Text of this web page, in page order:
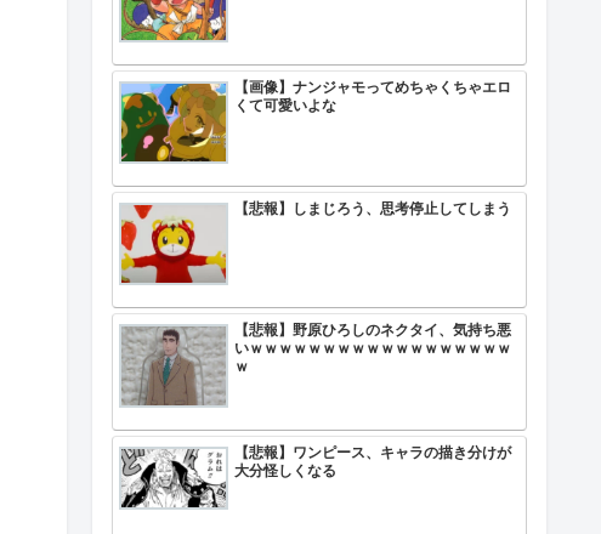
【画像】ナンジャモってめちゃくちゃエロ
くて可愛いよな
【悲報】しまじろう、思考停止してしまう
【悲報】野原ひろしのネクタイ、気持ち悪
いｗｗｗｗｗｗｗｗｗｗｗｗｗｗｗｗｗｗ
ｗ
【悲報】ワンピース、キャラの描き分けが
大分怪しくなる